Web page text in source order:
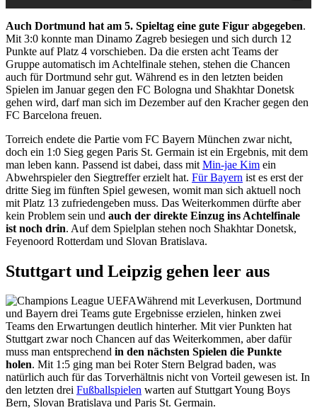
Auch Dortmund hat am 5. Spieltag eine gute Figur abgegeben.
Mit 3:0 konnte man Dinamo Zagreb besiegen und sich durch 12
Punkte auf Platz 4 vorschieben. Da die ersten acht Teams der
Gruppe automatisch im Achtelfinale stehen, stehen die Chancen
auch für Dortmund sehr gut. Während es in den letzten beiden
Spielen im Januar gegen den FC Bologna und Shakhtar Donetsk
gehen wird, darf man sich im Dezember auf den Kracher gegen den
FC Barcelona freuen.
Torreich endete die Partie vom FC Bayern München zwar nicht,
doch ein 1:0 Sieg gegen Paris St. Germain ist ein Ergebnis, mit dem
man leben kann. Passend ist dabei, dass mit Min-jae Kim ein
Abwehrspieler den Siegtreffer erzielt hat. Für Bayern ist es erst der
dritte Sieg im fünften Spiel gewesen, womit man sich aktuell noch
mit Platz 13 zufriedengeben muss. Das Weiterkommen dürfte aber
kein Problem sein und auch der direkte Einzug ins Achtelfinale
ist noch drin. Auf dem Spielplan stehen noch Shakhtar Donetsk,
Feyenoord Rotterdam und Slovan Bratislava.
Stuttgart und Leipzig gehen leer aus
Während mit Leverkusen, Dortmund
und Bayern drei Teams gute Ergebnisse erzielen, hinken zwei
Teams den Erwartungen deutlich hinterher. Mit vier Punkten hat
Stuttgart zwar noch Chancen auf das Weiterkommen, aber dafür
muss man entsprechend in den nächsten Spielen die Punkte
holen. Mit 1:5 ging man bei Roter Stern Belgrad baden, was
natürlich auch für das Torverhältnis nicht von Vorteil gewesen ist. In
den letzten drei Fußballspielen warten auf Stuttgart Young Boys
Bern, Slovan Bratislava und Paris St. Germain.